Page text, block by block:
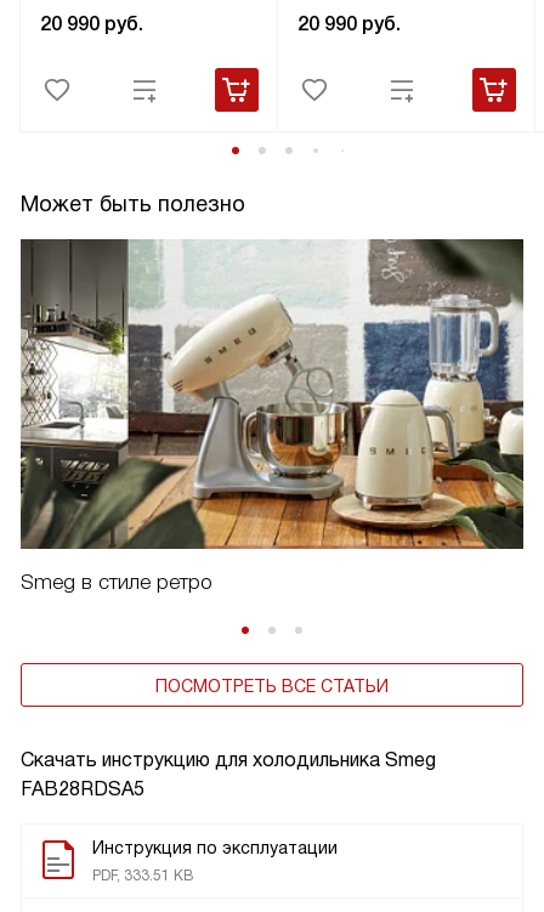
Скачать инструкцию для холодильника Smeg
FAB28RDSA5
Инструкция по эксплуатации
PDF, 333.51 KB
20 990 руб. 20 990 руб.
Может быть полезно
Smeg в стиле ретро
ПОСМОТРЕТЬ ВСЕ СТАТЬИ